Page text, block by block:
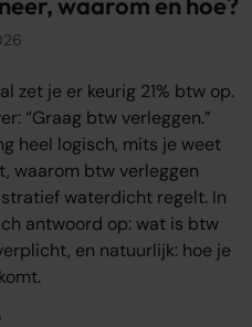
zet je er keurig 21% btw op.
“Graag btw verleggen.”
heel logisch, mits je weet
waarom btw verleggen
waterdicht regelt. In
antwoord op: wat is btw
en natuurlijk: hoe je